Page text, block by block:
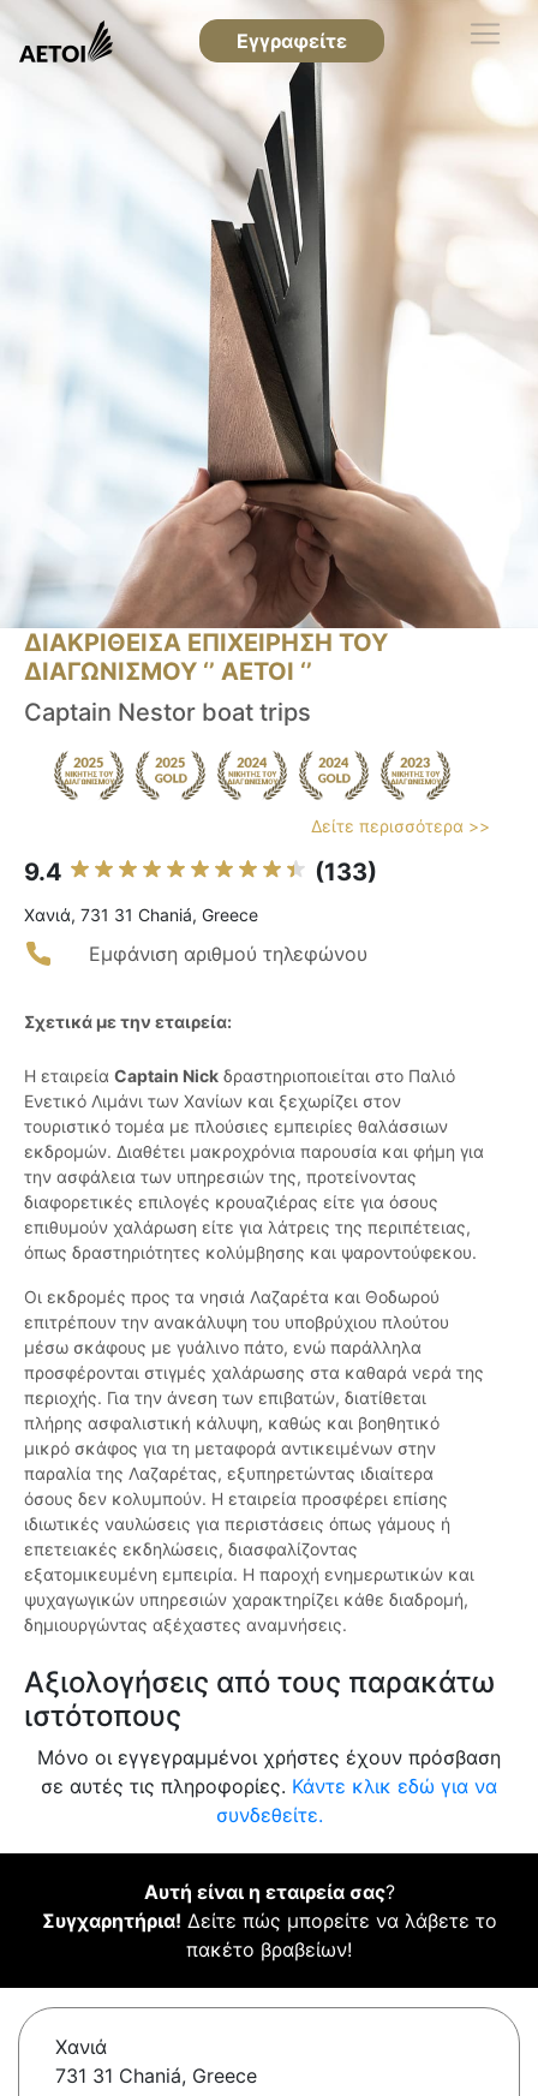
Εγγραφείτε
ΔΙΑΚΡΙΘΕΙΣΑ ΕΠΙΧΕΙΡΗΣΗ ΤΟΥ
ΔΙΑΓΩΝΙΣΜΟΥ ‘’ ΑΕΤΟΙ ‘’
Captain Nestor boat trips
Δείτε περισσότερα >>
9.4 (133)
Χανιά, 731 31 Chaniá, Greece
Εμφάνιση αριθμού τηλεφώνου
Σχετικά με την εταιρεία:
Η εταιρεία Captain Nick δραστηριοποιείται στο Παλιό
Ενετικό Λιμάνι των Χανίων και ξεχωρίζει στον
τουριστικό τομέα με πλούσιες εμπειρίες θαλάσσιων
εκδρομών. Διαθέτει μακροχρόνια παρουσία και φήμη για
την ασφάλεια των υπηρεσιών της, προτείνοντας
διαφορετικές επιλογές κρουαζιέρας είτε για όσους
επιθυμούν χαλάρωση είτε για λάτρεις της περιπέτειας,
όπως δραστηριότητες κολύμβησης και ψαροντούφεκου.
Οι εκδρομές προς τα νησιά Λαζαρέτα και Θοδωρού
επιτρέπουν την ανακάλυψη του υποβρύχιου πλούτου
μέσω σκάφους με γυάλινο πάτο, ενώ παράλληλα
προσφέρονται στιγμές χαλάρωσης στα καθαρά νερά της
περιοχής. Για την άνεση των επιβατών, διατίθεται
πλήρης ασφαλιστική κάλυψη, καθώς και βοηθητικό
μικρό σκάφος για τη μεταφορά αντικειμένων στην
παραλία της Λαζαρέτας, εξυπηρετώντας ιδιαίτερα
όσους δεν κολυμπούν. Η εταιρεία προσφέρει επίσης
ιδιωτικές ναυλώσεις για περιστάσεις όπως γάμους ή
επετειακές εκδηλώσεις, διασφαλίζοντας
εξατομικευμένη εμπειρία. Η παροχή ενημερωτικών και
ψυχαγωγικών υπηρεσιών χαρακτηρίζει κάθε διαδρομή,
δημιουργώντας αξέχαστες αναμνήσεις.
Αξιολογήσεις από τους παρακάτω
ιστότοπους
Μόνο οι εγγεγραμμένοι χρήστες έχουν πρόσβαση
σε αυτές τις πληροφορίες. Κάντε κλικ εδώ για να
συνδεθείτε.
Αυτή είναι η εταιρεία σας?
Συγχαρητήρια! Δείτε πώς μπορείτε να λάβετε το
πακέτο βραβείων!
Χανιά
731 31 Chaniá, Greece